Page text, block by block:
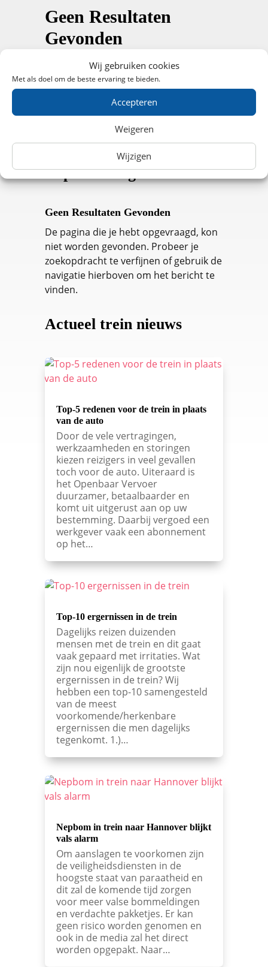
Wij gebruiken cookies
Met als doel om de beste ervaring te bieden.
Accepteren
Weigeren
Wijzigen
Geen Resultaten
Gevonden
De pagina die je hebt opgevraagd, kon
niet worden gevonden. Probeer je
zoekopdracht te verfijnen of gebruik de
navigatie hierboven om het bericht te
vinden.
Ontdek laatste
inspiratieblogs
Geen Resultaten Gevonden
De pagina die je hebt opgevraagd, kon
niet worden gevonden. Probeer je
zoekopdracht te verfijnen of gebruik de
navigatie hierboven om het bericht te
vinden.
Actueel trein nieuws
Top-5 redenen voor de trein in plaats
van de auto
Door de vele vertragingen,
werkzaamheden en storingen
kiezen reizigers in veel gevallen
toch voor de auto. Uiteraard is
het Openbaar Vervoer
duurzamer, betaalbaarder en
komt uit uitgerust aan op uw
bestemming. Daarbij vergoed een
werkgever vaak een abonnement
op het…
Top-10 ergernissen in de trein
Dagelijks reizen duizenden
mensen met de trein en dit gaat
vaak gepaard met irritaties. Wat
zijn nou eigenlijk de grootste
ergernissen in de trein? Wij
hebben een top-10 samengesteld
van de meest
voorkomende/herkenbare
ergernissen die men dagelijks
tegenkomt. 1.)…
Nepbom in trein naar Hannover blijkt
vals alarm
Om aanslagen te voorkomen zijn
de veiligheidsdiensten in de
hoogste staat van paraatheid en
dit zal de komende tijd zorgen
voor meer valse bommeldingen
en verdachte pakketjes. Er kan
geen risico worden genomen en
ook in de media zal het direct
worden opgepakt. Naar…